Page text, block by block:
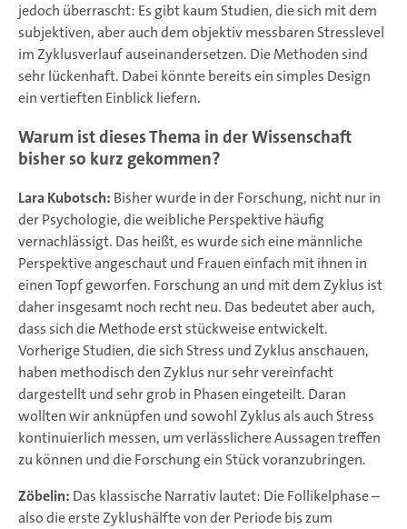
jedoch überrascht: Es gibt kaum Studien, die sich mit dem
subjektiven, aber auch dem objektiv messbaren Stresslevel
im Zyklusverlauf auseinandersetzen. Die Methoden sind
sehr lückenhaft. Dabei könnte bereits ein simples Design
ein vertieften Einblick liefern.
Warum ist dieses Thema in der Wissenschaft
bisher so kurz gekommen?
Lara Kubotsch: Bisher wurde in der Forschung, nicht nur in
der Psychologie, die weibliche Perspektive häufig
vernachlässigt. Das heißt, es wurde sich eine männliche
Perspektive angeschaut und Frauen einfach mit ihnen in
einen Topf geworfen. Forschung an und mit dem Zyklus ist
daher insgesamt noch recht neu. Das bedeutet aber auch,
dass sich die Methode erst stückweise entwickelt.
Vorherige Studien, die sich Stress und Zyklus anschauen,
haben methodisch den Zyklus nur sehr vereinfacht
dargestellt und sehr grob in Phasen eingeteilt. Daran
wollten wir anknüpfen und sowohl Zyklus als auch Stress
kontinuierlich messen, um verlässlichere Aussagen treffen
zu können und die Forschung ein Stück voranzubringen.
Zöbelin: Das klassische Narrativ lautet: Die Follikelphase –
also die erste Zyklushälfte von der Periode bis zum